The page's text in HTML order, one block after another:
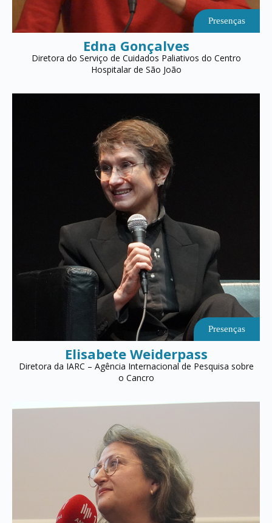
Presenças
Edna Gonçalves
Diretora do Serviço de Cuidados Paliativos do Centro
Hospitalar de São João
Presenças
Elisabete Weiderpass
Diretora da IARC – Agência Internacional de Pesquisa sobre
o Cancro